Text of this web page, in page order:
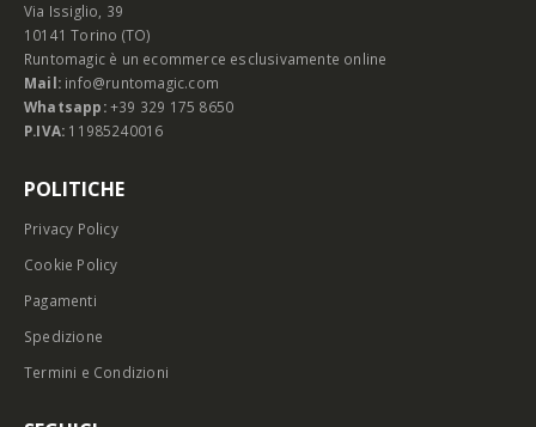
Via Issiglio, 39
10141 Torino (TO)
Runtomagic è un ecommerce esclusivamente online
Mail: info@runtomagic.com
Whatsapp: +39 329 175 8650
P.IVA: 11985240016
POLITICHE
Privacy Policy
Cookie Policy
Pagamenti
Spedizione
Termini e Condizioni